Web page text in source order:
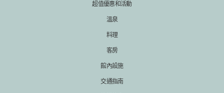
超值優惠和活動
溫泉
料理
客房
館內設施
交通指南